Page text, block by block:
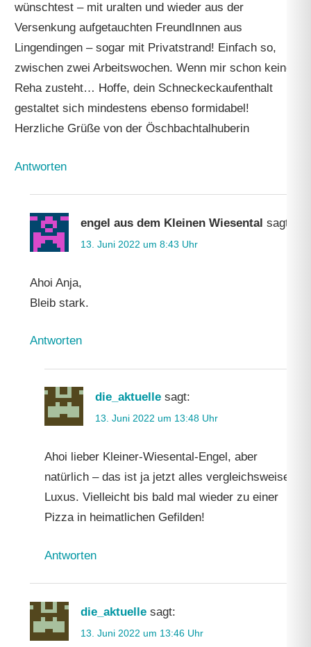
wünschtest – mit uralten und wieder aus der
Versenkung aufgetauchten FreundInnen aus
Lingendingen – sogar mit Privatstrand! Einfach so,
zwischen zwei Arbeitswochen. Wenn mir schon keine
Reha zusteht… Hoffe, dein Schneckeckaufenthalt
gestaltet sich mindestens ebenso formidabel!
Herzliche Grüße von der Öschbachtalhuberin
Antworten
engel aus dem Kleinen Wiesental sagt:
13. Juni 2022 um 8:43 Uhr
Ahoi Anja,
Bleib stark.
Antworten
die_aktuelle sagt:
13. Juni 2022 um 13:48 Uhr
Ahoi lieber Kleiner-Wiesental-Engel, aber
natürlich – das ist ja jetzt alles vergleichsweise
Luxus. Vielleicht bis bald mal wieder zu einer
Pizza in heimatlichen Gefilden!
Antworten
die_aktuelle sagt:
13. Juni 2022 um 13:46 Uhr